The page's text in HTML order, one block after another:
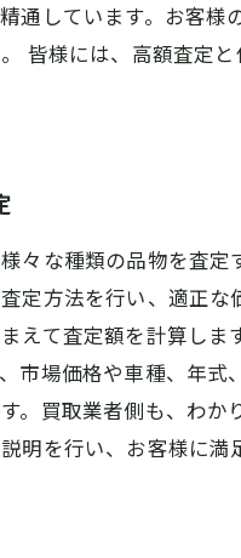
通しています。お客
皆様には、高額査定
々な種類の品物を査
定方法を行い、適正
えて査定額を計算し
市場価格や車種、年
。買取業者側も、わ
明を行い、お客様に満